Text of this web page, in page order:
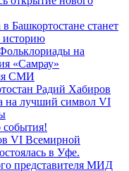
Башкортостане станет
историю
на
«Самрау»
СМИ
Радий Хабиров
на лучший символ VI
события!
VI Всемирной
в Уфе.
представителя МИД